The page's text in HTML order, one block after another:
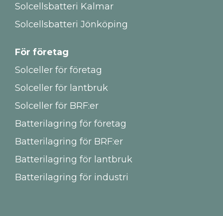
Solcellsbatteri Kalmar
Solcellsbatteri Jönköping
För företag
Solceller för företag
Solceller för lantbruk
Solceller för BRF:er
Batterilagring för företag
Batterilagring för BRF:er
Batterilagring för lantbruk
Batterilagring för industri